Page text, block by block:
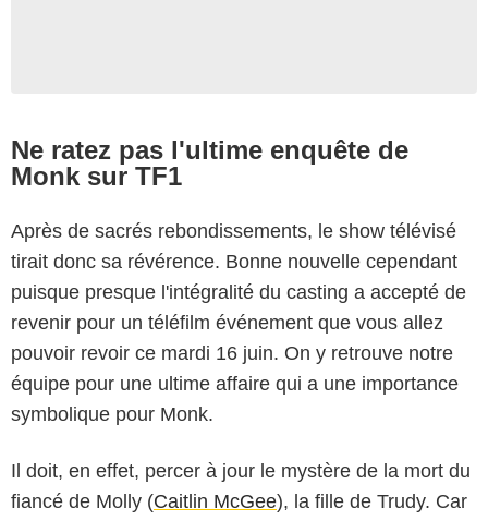
Ne ratez pas l'ultime enquête de
Monk sur TF1
Après de sacrés rebondissements, le show télévisé
tirait donc sa révérence. Bonne nouvelle cependant
puisque presque l'intégralité du casting a accepté de
revenir pour un téléfilm événement que vous allez
pouvoir revoir ce mardi 16 juin. On y retrouve notre
équipe pour une ultime affaire qui a une importance
symbolique pour Monk.
Il doit, en effet, percer à jour le mystère de la mort du
fiancé de Molly (Caitlin McGee), la fille de Trudy. Car